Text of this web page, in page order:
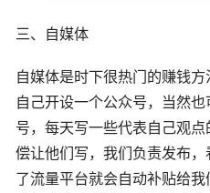
三、自媒体
自媒体是时下很热门的赚钱
自己开设一个公众号，当然
号，每天写一些代表自己观
偿让他们写，我们负责发布
了流量平台就会自动补贴给